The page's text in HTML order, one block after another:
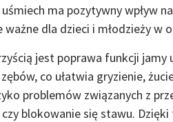
ma pozytywny wpływ
ważne dla dzieci i młodzieży w
jest poprawa funkcji jamy
co ułatwia gryzienie,
problemów związanych z
blokowanie się stawu.